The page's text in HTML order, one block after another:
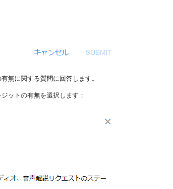
無に関する質問に回答します。
ットの有無を選択します：